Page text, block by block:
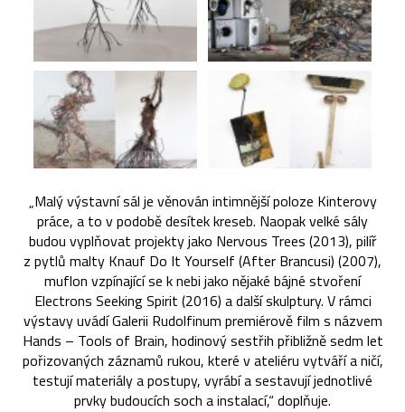
„Malý výstavní sál je věnován intimnější poloze Kinterovy
práce, a to v podobě desítek kreseb. Naopak velké sály
budou vyplňovat projekty jako Nervous Trees (2013), pilíř
z pytlů malty Knauf Do It Yourself (After Brancusi) (2007),
muflon vzpínající se k nebi jako nějaké bájné stvoření
Electrons Seeking Spirit (2016) a další skulptury. V rámci
výstavy uvádí Galerii Rudolfinum premiérově film s názvem
Hands – Tools of Brain, hodinový sestřih přibližně sedm let
pořizovaných záznamů rukou, které v ateliéru vytváří a ničí,
testují materiály a postupy, vyrábí a sestavují jednotlivé
prvky budoucích soch a instalací,“ doplňuje.